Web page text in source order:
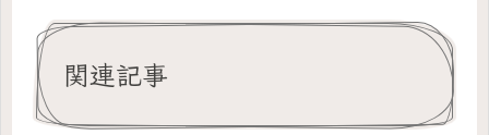
関連記事